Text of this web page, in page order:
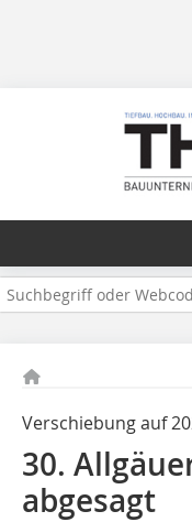
Verschiebung auf
30.
abgesagt